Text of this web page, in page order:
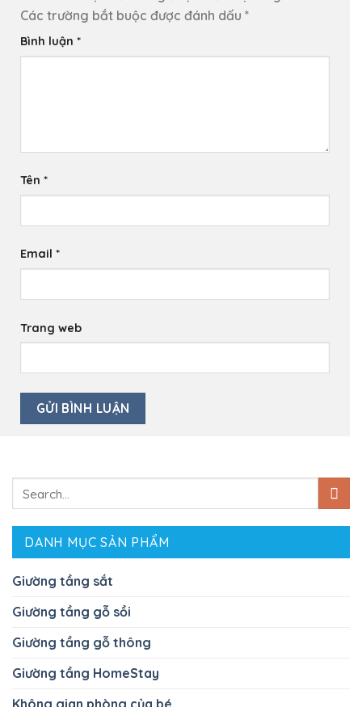
DANH MỤC SẢN PHẨM
Giường tầng sắt
Giường tầng gỗ sồi
Giường tầng gỗ thông
Giường tầng HomeStay
Không gian phòng của bé
Các trường bắt buộc được đánh dấu *
Bình luận *
Tên *
Email *
Trang web